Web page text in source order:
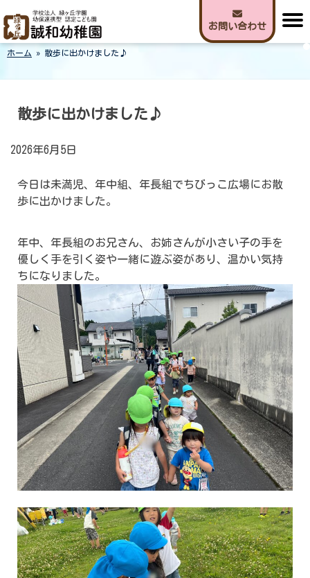
to
content
お問い合わせ
ホーム » 散歩に出かけました♪
散歩に出かけました♪
2026年6月5日
今日は未満児、年中組、年長組でちびっこ広場にお散
歩に出かけました。
年中、年長組のお兄さん、お姉さんが小さい子の手を
優しく手を引く姿や一緒に遊ぶ姿があり、温かい気持
ちになりました。